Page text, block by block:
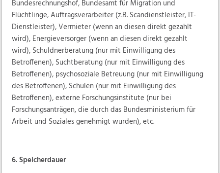
Bundesrechnungshof, Bundesamt für Migration und
Flüchtlinge, Auftragsverarbeiter (z.B. Scandienstleister, IT-
Dienstleister), Vermieter (wenn an diesen direkt gezahlt
wird), Energieversorger (wenn an diesen direkt gezahlt
wird), Schuldnerberatung (nur mit Einwilligung des
Betroffenen), Suchtberatung (nur mit Einwilligung des
Betroffenen), psychosoziale Betreuung (nur mit Einwilligung
des Betroffenen), Schulen (nur mit Einwilligung des
Betroffenen), externe Forschungsinstitute (nur bei
Forschungsanträgen, die durch das Bundesministerium für
Arbeit und Soziales genehmigt wurden), etc.
6. Speicherdauer